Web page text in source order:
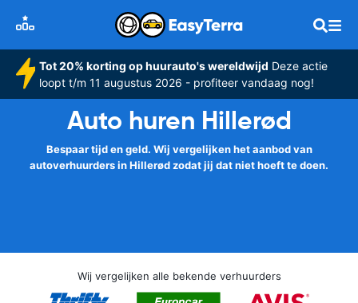
Tot 20% korting op huurauto's wereldwijd Deze actie
loopt t/m 11 augustus 2026 - profiteer vandaag nog!
Auto huren Hillerød
Bespaar tijd en geld. Wij vergelijken het aanbod van
autoverhuurders in Hillerød zodat jij dat niet hoeft te doen.
Wij vergelijken alle bekende verhuurders